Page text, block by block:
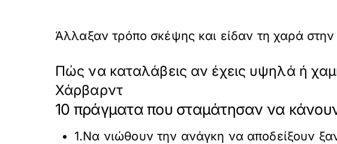
Άλλαξαν τρόπο σκέψης και είδαν τη χαρά στην
Πώς να καταλάβεις αν έχεις υψηλά ή
Χάρβαρντ
10 πράγματα που σταμάτησαν να
1.Να νιώθουν την ανάγκη να αποδείξουν